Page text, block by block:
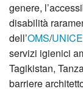
genere,
disabilità
dell’OMS/
servizi igienici
Tagikistan,
barriere